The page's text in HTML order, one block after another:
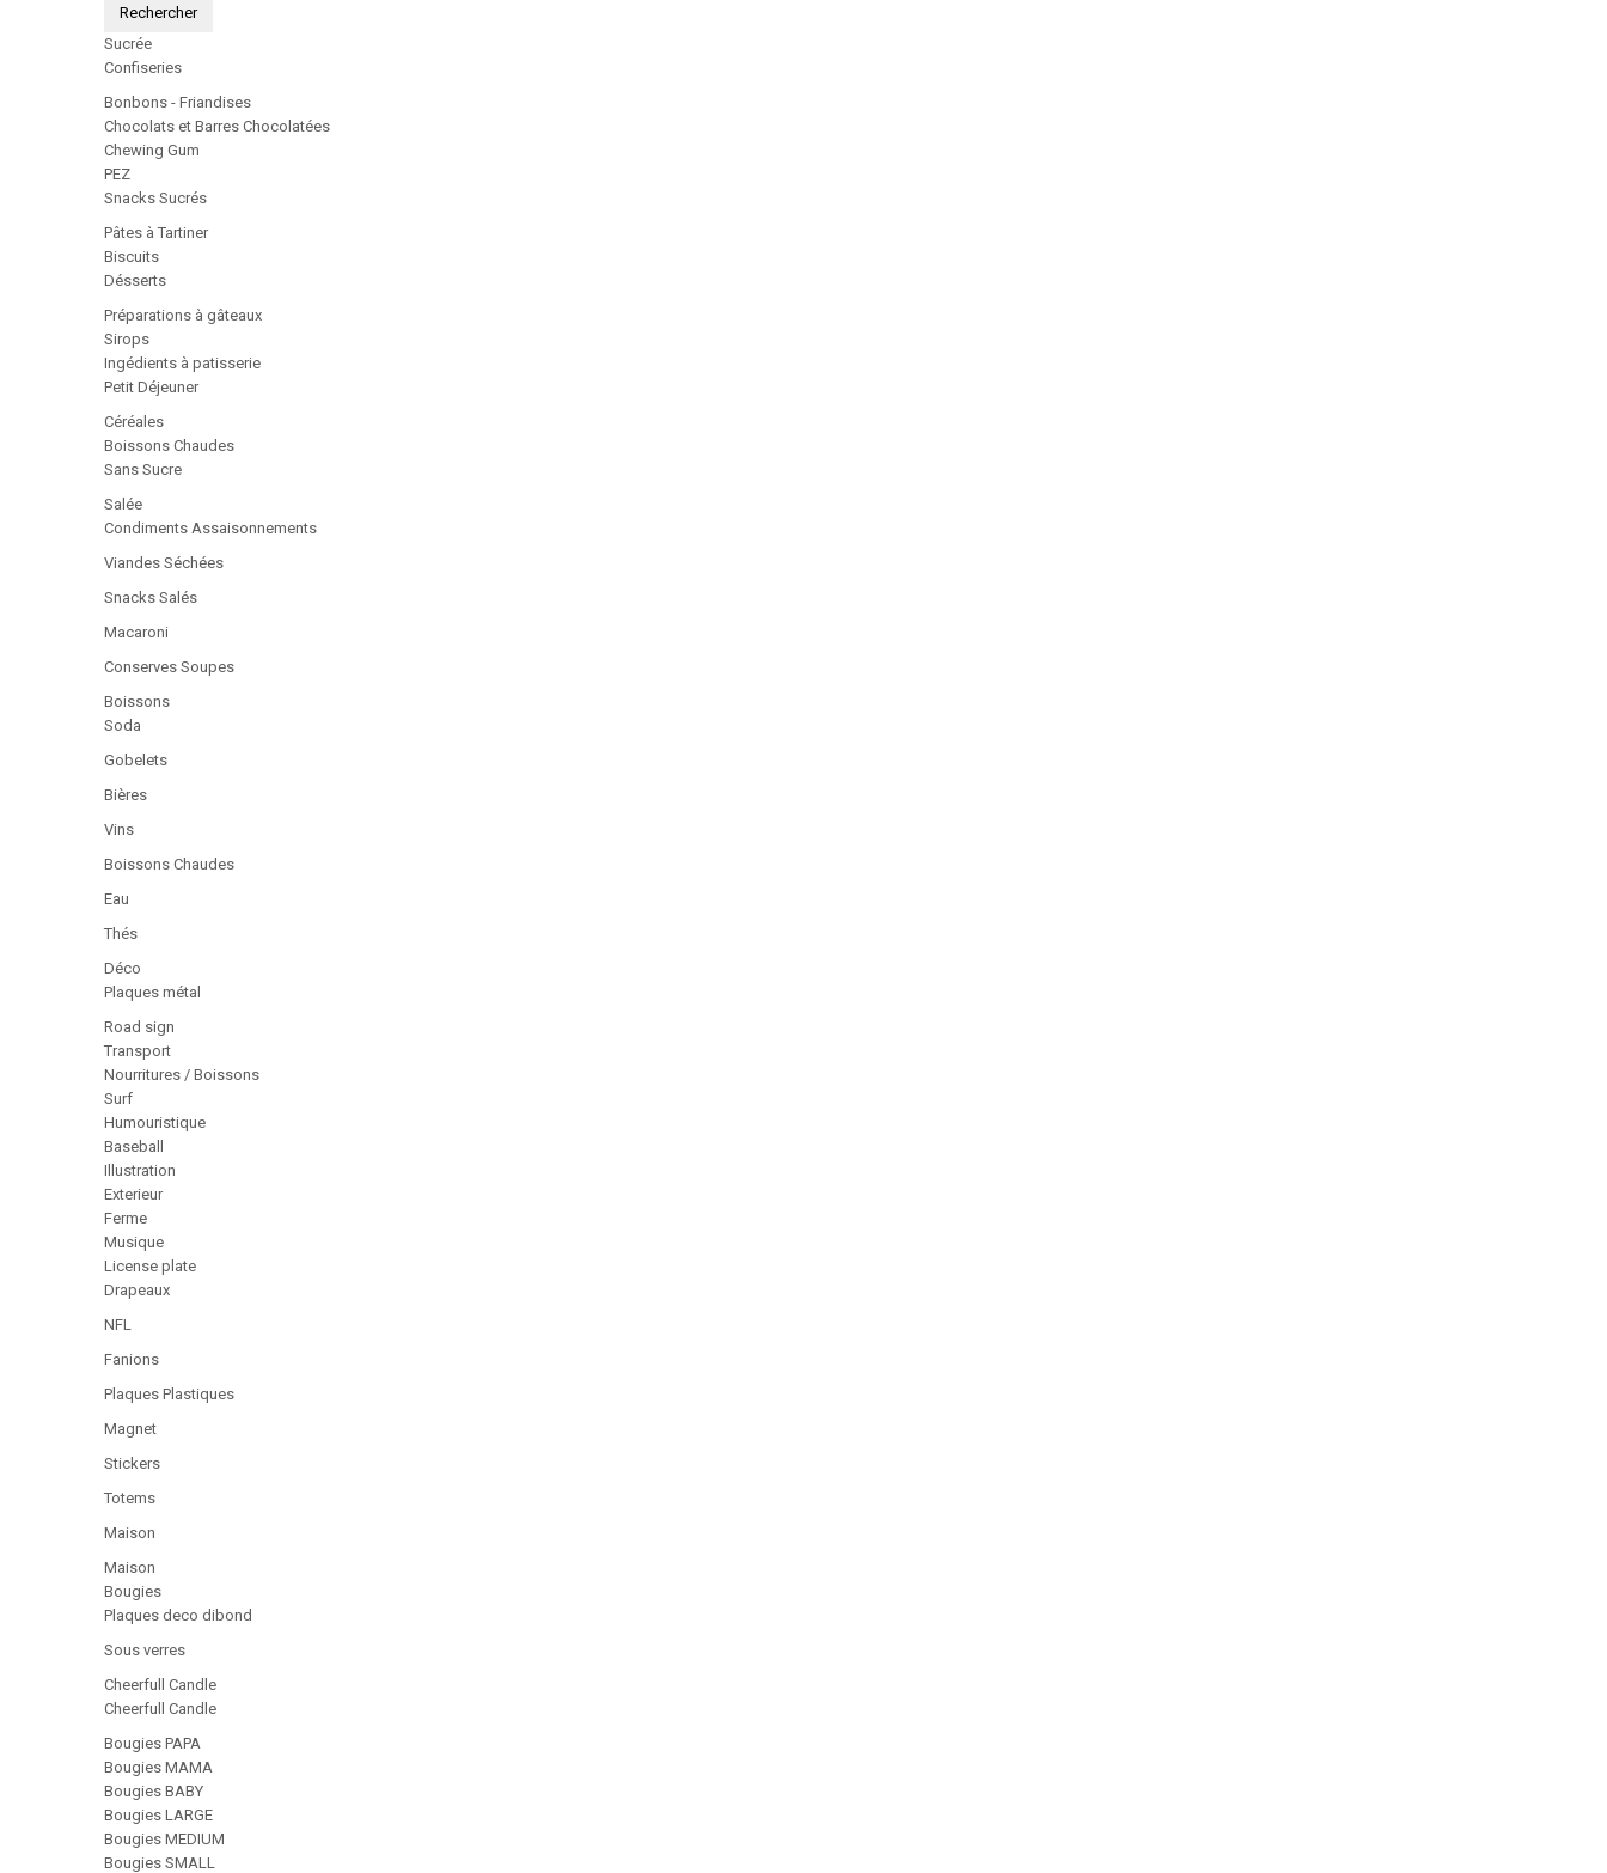
Rechercher
Sucrée
Confiseries
Bonbons - Friandises
Chocolats et Barres Chocolatées
Chewing Gum
PEZ
Snacks Sucrés
Pâtes à Tartiner
Biscuits
Désserts
Préparations à gâteaux
Sirops
Ingédients à patisserie
Petit Déjeuner
Céréales
Boissons Chaudes
Sans Sucre
Salée
Condiments Assaisonnements
Viandes Séchées
Snacks Salés
Macaroni
Conserves Soupes
Boissons
Soda
Gobelets
Bières
Vins
Boissons Chaudes
Eau
Thés
Déco
Plaques métal
Road sign
Transport
Nourritures / Boissons
Surf
Humouristique
Baseball
Illustration
Exterieur
Ferme
Musique
License plate
Drapeaux
NFL
Fanions
Plaques Plastiques
Magnet
Stickers
Totems
Maison
Maison
Bougies
Plaques deco dibond
Sous verres
Cheerfull Candle
Cheerfull Candle
Bougies PAPA
Bougies MAMA
Bougies BABY
Bougies LARGE
Bougies MEDIUM
Bougies SMALL